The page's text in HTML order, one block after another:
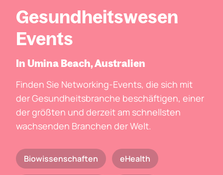
Gesundheitswesen
Events
In Umina Beach, Australien
Finden Sie Networking-Events, die sich mit
der Gesundheitsbranche beschäftigen, einer
der größten und derzeit am schnellsten
wachsenden Branchen der Welt.
Biowissenschaften eHealth